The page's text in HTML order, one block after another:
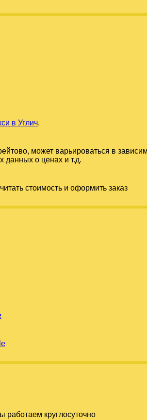
в Углич.
, может варьироваться в
данных о ценах и т.д.
стоимость и оформить заказ
работаем круглосуточно